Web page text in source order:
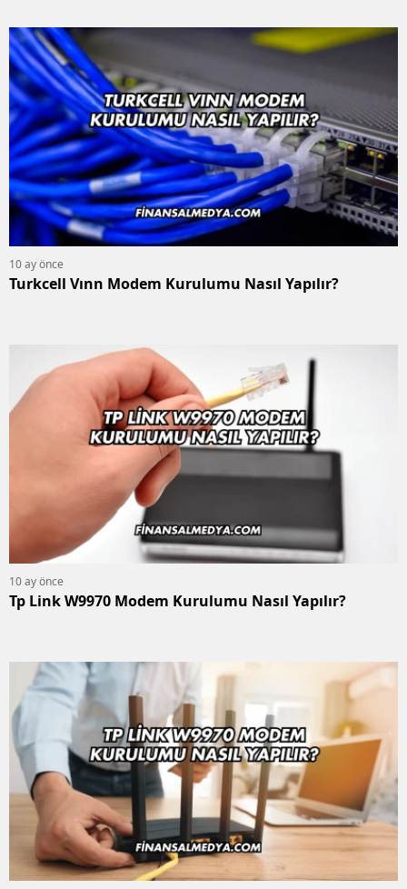
10 ay önce
Turkcell Vınn Modem Kurulumu Nasıl Yapılır?
10 ay önce
Tp Link W9970 Modem Kurulumu Nasıl Yapılır?